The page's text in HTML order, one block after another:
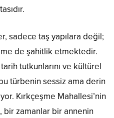
sadece taş yapılara değil;
de şahitlik etmektedir.
tutkunlarını ve kültürel
türbenin sessiz ama derin
Kırkçeşme Mahallesi’nin
bir zamanlar bir annenin